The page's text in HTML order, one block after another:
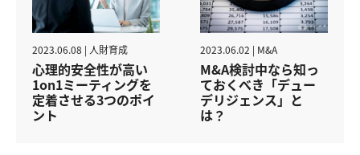
2023.06.08 | 人財育成
心理的安全性が高い
1on1ミーティングを
定着させる3つのポイ
ント
2023.06.02 | M&A
M&A検討中なら知っ
ておくべき「デュー
デリジェンス」と
は？